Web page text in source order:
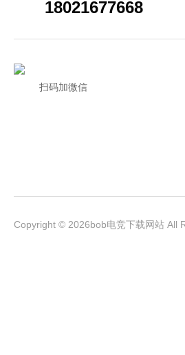
18021677668
扫码加微信
Copyright © 2026bob电竞下载网站 All